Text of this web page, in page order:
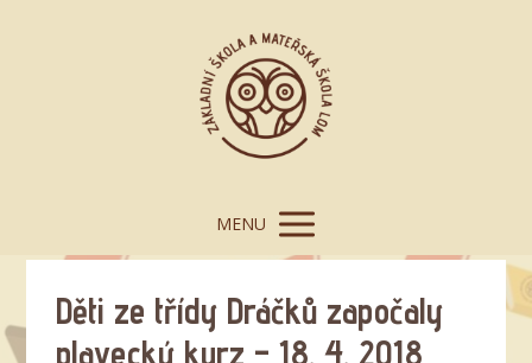
MENU
Děti ze třídy Dráčků započaly
plavecký kurz – 18. 4. 2018